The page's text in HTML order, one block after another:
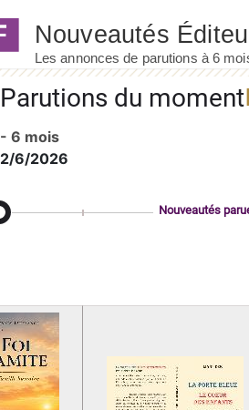
Parutions du moment
- 6 mois
2/6/2026
Nouveautés